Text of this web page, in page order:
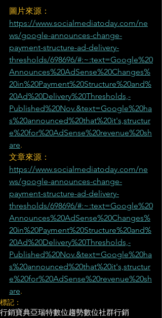
圖片來源：
https://www.socialmediatoday.com/ne
ws/google-announces-change-
payment-structure-ad-delivery-
thresholds/698696/#:~:text=Google%20
Announces%20AdSense%20Changes%
20in%20Payment%20Structure%20and%
20Ad%20Delivery%20Thresholds,-
Published%20Nov.&text=Google%20ha
s%20announced%20that%20it's,structur
e%20for%20AdSense%20revenue%20sh
are.
文章來源：
https://www.socialmediatoday.com/ne
ws/google-announces-change-
payment-structure-ad-delivery-
thresholds/698696/#:~:text=Google%20
Announces%20AdSense%20Changes%
20in%20Payment%20Structure%20and%
20Ad%20Delivery%20Thresholds,-
Published%20Nov.&text=Google%20ha
s%20announced%20that%20it's,structur
e%20for%20AdSense%20revenue%20sh
are.
標記：
行銷寶典亞瑞特數位趨勢數位社群行銷